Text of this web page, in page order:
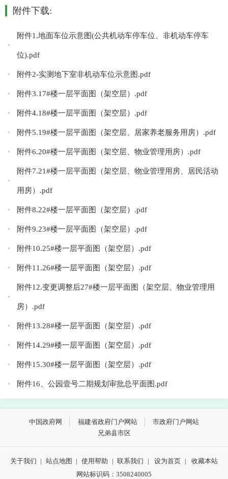
附件下载:
附件1.地面车位示意图(公共机动车停车位、非机动车停车
位).pdf
附件2-实测地下室非机动车位示意图.pdf
附件3.17#楼一层平面图（架空层）.pdf
附件4.18#楼一层平面图（架空层）.pdf
附件5.19#楼一层平面图（架空层、居家养老服务用房）.pdf
附件6.20#楼一层平面图（架空层、物业管理用房）.pdf
附件7.21#楼一层平面图（架空层、物业管理用房、居民活动
用房）.pdf
附件8.22#楼一层平面图（架空层）.pdf
附件9.23#楼一层平面图（架空层）.pdf
附件10.25#楼一层平面图（架空层）.pdf
附件11.26#楼一层平面图（架空层）.pdf
附件12.变更调整后27#楼一层平面图（架空层、物业管理用
房）.pdf
附件13.28#楼一层平面图（架空层）.pdf
附件14.29#楼一层平面图（架空层）.pdf
附件15.30#楼一层平面图（架空层）.pdf
附件16、公园壹号二期规划审批总平面图.pdf
中国政府网 福建省政府门户网站
市政府门户网站
兄弟县市区
关于我们 | 站点地图 | 使用帮助 | 联系我们 | 设为首页 |
收藏本站
网站标识码：3508240005